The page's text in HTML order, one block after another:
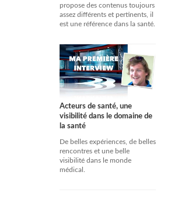
propose des contenus toujours
assez différents et pertinents, il
est une référence dans la santé.
Acteurs de santé, une
visibilité dans le domaine de
la santé
De belles expériences, de belles
rencontres et une belle
visibilité dans le monde
médical.